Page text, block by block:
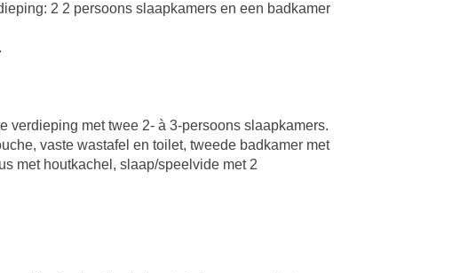
2 2 persoons slaapkamers en een badkamer
verdieping met twee 2- à 3-persoons slaapkamers.
vaste wastafel en toilet, tweede badkamer met
met houtkachel, slaap/speelvide met 2